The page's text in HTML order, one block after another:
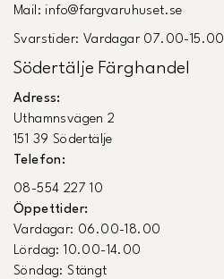
Mail: info@fargvaruhuset.se
Svarstider: Vardagar 07.00-15.00
Södertälje Färghandel
Adress:
Uthamnsvägen 2
151 39 Södertälje
Telefon:
08-554 227 10
Öppettider:
Vardagar: 06.00-18.00
Lördag: 10.00-14.00
Söndag: Stängt